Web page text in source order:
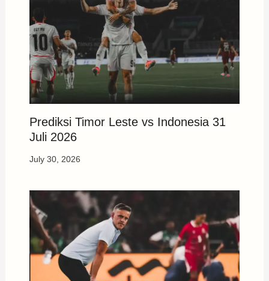
Prediksi Timor Leste vs Indonesia 31
Juli 2026
July 30, 2026